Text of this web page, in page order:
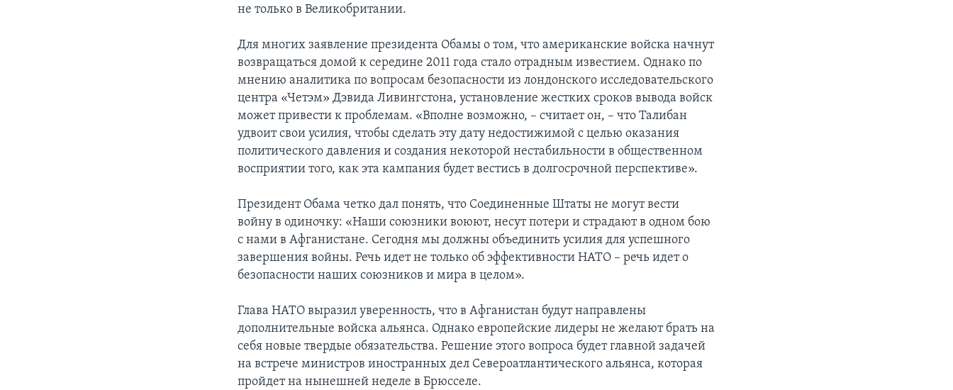
не только в Великобритании.
Для многих заявление президента Обамы о том, что американские войска начнут
возвращаться домой к середине 2011 года стало отрадным известием. Однако по
мнению аналитика по вопросам безопасности из лондонского исследовательского
центра «Четэм» Дэвида Ливингстона, установление жестких сроков вывода войск
может привести к проблемам. «Вполне возможно, – считает он, – что Талибан
удвоит свои усилия, чтобы сделать эту дату недостижимой с целью оказания
политического давления и создания некоторой нестабильности в общественном
восприятии того, как эта кампания будет вестись в долгосрочной перспективе».
Президент Обама четко дал понять, что Соединенные Штаты не могут вести
войну в одиночку: «Наши союзники воюют, несут потери и страдают в одном бою
с нами в Афганистане. Сегодня мы должны объединить усилия для успешного
завершения войны. Речь идет не только об эффективности НАТО – речь идет о
безопасности наших союзников и мира в целом».
Глава НАТО выразил уверенность, что в Афганистан будут направлены
дополнительные войска альянса. Однако европейские лидеры не желают брать на
себя новые твердые обязательства. Решение этого вопроса будет главной задачей
на встрече министров иностранных дел Североатлантического альянса, которая
пройдет на нынешней неделе в Брюсселе.